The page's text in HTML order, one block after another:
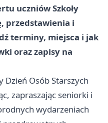
uczniów Szkoły
przedstawienia i
terminy, miejsca i jak
oraz zapisy na
Dzień Osób Starszych
zapraszając seniorki i
wydarzeniach